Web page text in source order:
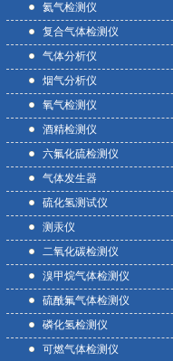
氦气检测仪
复合气体检测仪
气体分析仪
烟气分析仪
氧气检测仪
酒精检测仪
六氟化硫检测仪
气体发生器
硫化氢测试仪
测汞仪
二氧化碳检测仪
溴甲烷气体检测仪
硫酰氟气体检测仪
磷化氢检测仪
可燃气体检测仪